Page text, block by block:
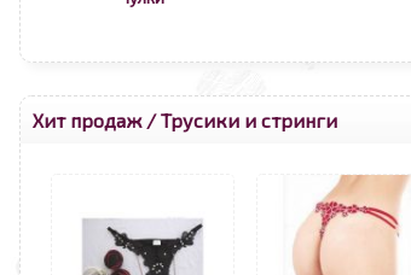
Хит продаж/Трусики и стринги